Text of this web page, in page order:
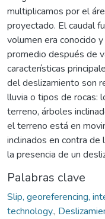
multiplicamos por el
proyectado. El caudal
volumen era conocido
promedio después de
características
del deslizamiento son
lluvia o tipos de rocas:
terreno, árboles
el terreno está en
inclinados en contra
la presencia de un
Palabras clave
Slip, georeferencing,
technology.,